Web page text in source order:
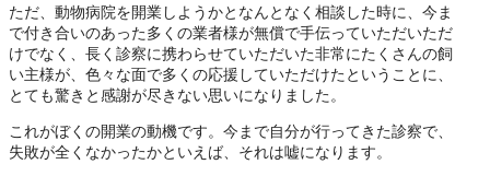
ただ、動物病院を開業しようかとなんとなく相談した時に、今ま
で付き合いのあった多くの業者様が無償で手伝っていただいただ
けでなく、長く診察に携わらせていただいた非常にたくさんの飼
い主様が、色々な面で多くの応援していただけたということに、
とても驚きと感謝が尽きない思いになりました。
これがぼくの開業の動機です。今まで自分が行ってきた診察で、
失敗が全くなかったかといえば、それは嘘になります。